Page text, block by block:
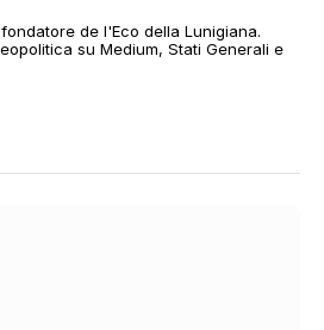
de l'Eco della Lunigiana.
su Medium, Stati Generali e